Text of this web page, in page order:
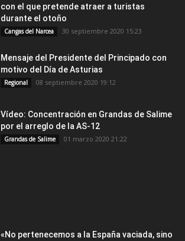
con el que pretende atraer a turistas
durante el otoño
Cangas del Narcea 30 septiembre 2020 15:23
Mensaje del Presidente del Principado con
motivo del Día de Asturias
Regional 08 septiembre 2020 19:12
Vídeo: Concentración en Grandas de Salime
por el arreglo de la AS-12
Grandas de Salime 01 marzo 2020 21:22
«No pertenecemos a la España vaciada, sino